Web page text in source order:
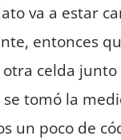
va a estar
entonces
celda junto
tomó la
un poco de